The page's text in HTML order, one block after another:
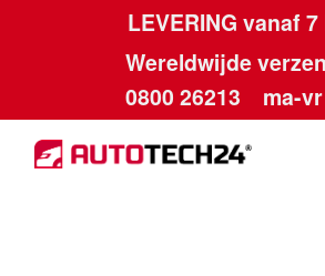
LEVERING vanaf 7
Wereldwijde
0800 26213 ma-vr
Skip
to
Skip
to